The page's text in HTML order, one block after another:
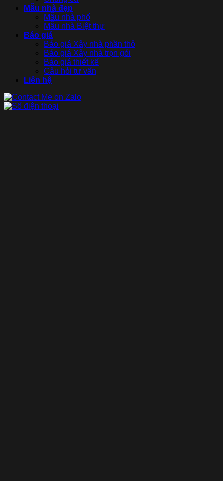
Mẫu nhà đẹp
Mẫu nhà phố
Mẫu nhà Biệt thự
Báo giá
Báo giá Xây nhà phần thô
Báo giá Xây nhà trọn gói
Báo giá thiết kế
Câu hỏi tư vấn
Liên hệ